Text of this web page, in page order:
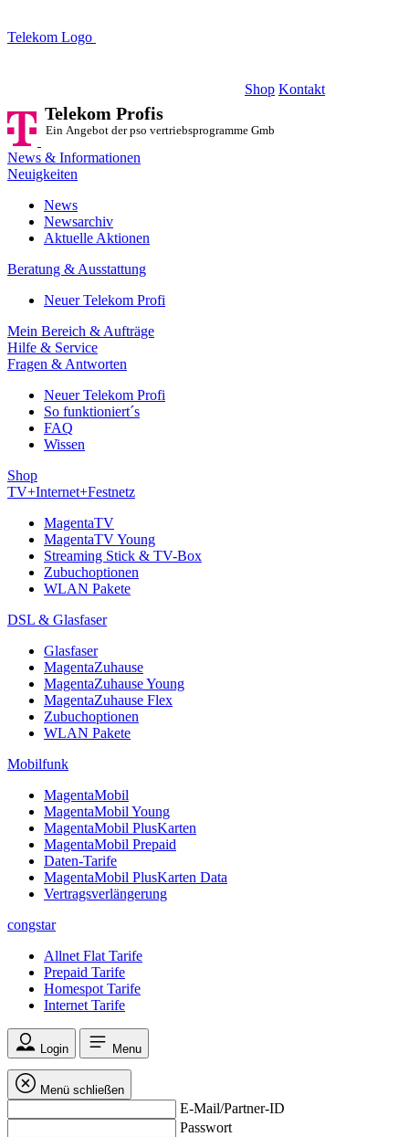
Telekom Logo
Shop Kontakt
Telekom Profis
Ein Angebot der pso vertriebsprogramme GmbH
News & Informationen
Neuigkeiten
News
Newsarchiv
Aktuelle Aktionen
Beratung & Ausstattung
Neuer Telekom Profi
Mein Bereich & Aufträge
Hilfe & Service
Fragen & Antworten
Neuer Telekom Profi
So funktioniert´s
FAQ
Wissen
Shop
TV+Internet+Festnetz
MagentaTV
MagentaTV Young
Streaming Stick & TV-Box
Zubuchoptionen
WLAN Pakete
DSL & Glasfaser
Glasfaser
MagentaZuhause
MagentaZuhause Young
MagentaZuhause Flex
Zubuchoptionen
WLAN Pakete
Mobilfunk
MagentaMobil
MagentaMobil Young
MagentaMobil PlusKarten
MagentaMobil Prepaid
Daten-Tarife
MagentaMobil PlusKarten Data
Vertragsverlängerung
congstar
Allnet Flat Tarife
Prepaid Tarife
Homespot Tarife
Internet Tarife
Login Menu
Menü schließen
E-Mail/Partner-ID
Passwort